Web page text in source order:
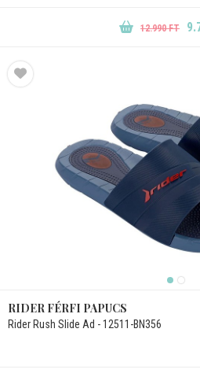
12.990 FT
RIDER FÉRFI PAPUCS
Rider Rush Slide Ad - 12511-BN356